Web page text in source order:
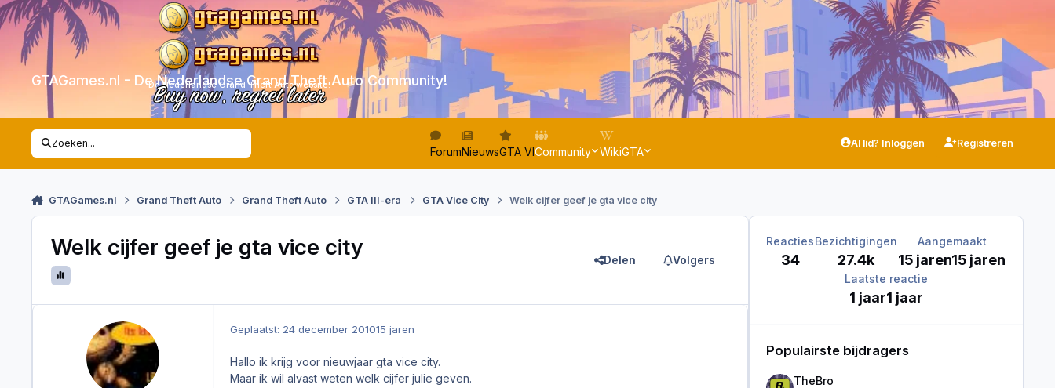
Skip to content
GTAGames.nl - De Nederlandse Grand Theft Auto Community!
De Nederlandse Grand Theft Auto website!
Buy now, regret later
Zoeken...
ForumNieuwsGTA VICommunity WikiGTA
Al lid? Inloggen Registreren
GTAGames.nl Grand Theft Auto Grand Theft Auto GTA III-era GTA Vice City Welk cijfer geef je gta vice city
Welk cijfer geef je gta vice city Delen Volgers
Geplaatst: 24 december 201015 jaren
Hallo ik krijg voor nieuwjaar gta vice city.
Maar ik wil alvast weten welk cijfer julie geven.
Reacties
34
Bezichtigingen
27.4k
Aangemaakt
15 jaren15 jaren
Laatste reactie
1 jaar1 jaar
Populairste bijdragers
TheBro